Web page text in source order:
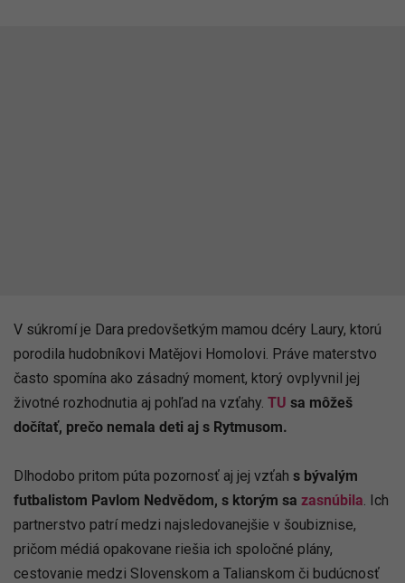
V súkromí je Dara predovšetkým mamou dcéry Laury, ktorú
porodila hudobníkovi Matějovi Homolovi. Práve materstvo
často spomína ako zásadný moment, ktorý ovplyvnil jej
životné rozhodnutia aj pohľad na vzťahy. TU sa môžeš
dočítať, prečo nemala deti aj s Rytmusom.
Dlhodobo pritom púta pozornosť aj jej vzťah s bývalým
futbalistom Pavlom Nedvědom, s ktorým sa zasnúbila. Ich
partnerstvo patrí medzi najsledovanejšie v šoubiznise,
pričom médiá opakovane riešia ich spoločné plány,
cestovanie medzi Slovenskom a Talianskom či budúcnosť